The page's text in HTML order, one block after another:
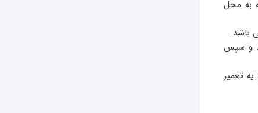
به محل
باشد.
و سپس
تعمیر